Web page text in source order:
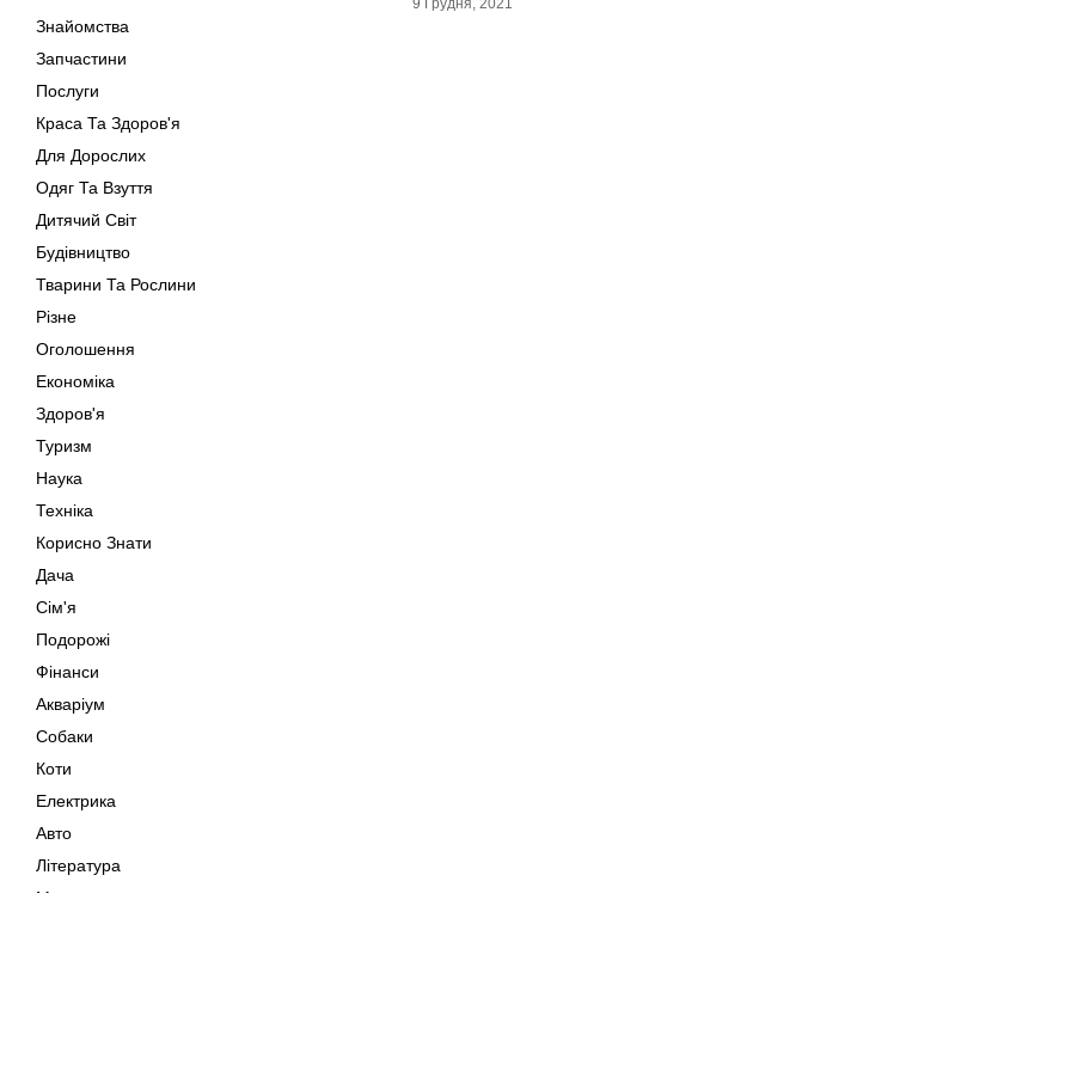
Знайомства
Запчастини
Послуги
Краса Та Здоров'я
Для Дорослих
Одяг Та Взуття
Дитячий Світ
Будівництво
Тварини Та Рослини
Різне
Оголошення
Економіка
Здоров'я
Туризм
Наука
Техніка
Корисно Знати
Дача
Сім'я
Подорожі
Фінанси
Акваріум
Собаки
Коти
Електрика
Авто
Література
Музика
9 Грудня, 2021